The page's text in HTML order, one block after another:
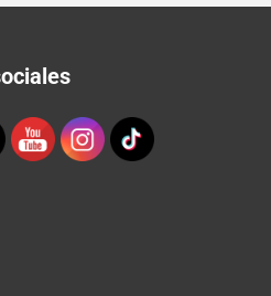
Youtube Channel ID